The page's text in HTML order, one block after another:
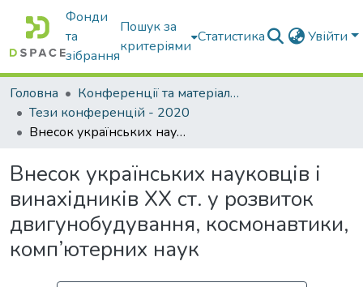
Фонди
та
зібрання
Пошук за
критеріями
Статистика Увійти
Головна
Конференції та матеріали конференцій
Тези конференцій - 2020
Внесок українських науковців і винахідників ХХ ст. у розвиток двигунобудування, космонавтики, комп’ютерних наук
Внесок українських науковців і
винахідників ХХ ст. у розвиток
двигунобудування, космонавтики,
комп’ютерних наук